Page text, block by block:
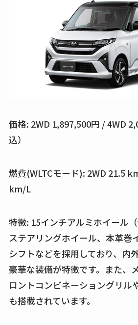
価格: 2WD 1,897,500円 / 4WD
込）
燃費(WLTCモード): 2WD 21.5
km/L
特徴: 15インチアルミホイール
ステアリングホイール、本革巻
シフトなどを採用しており、内
豪華な装備が特徴です。また、
ロントコンビネーショングリル
も搭載されています。